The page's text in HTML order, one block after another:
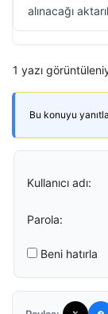
alınacağı
1 yazı
Bu konuyu
Kullanıcı adı:
Parola:
Beni hatırla